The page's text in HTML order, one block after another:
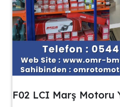
F02 LCI Marş Motoru